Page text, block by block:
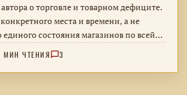
о торговле и товарном дефиците.
места и времени, а не
единого состояния магазинов по всей
МИН ЧТЕНИЯ 3